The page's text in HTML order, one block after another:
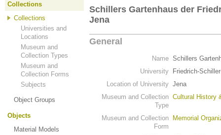
Collections
Collections
Universities and
Locations
Museum and
Collection Types
Museum and
Collection Forms
Subjects
Object Groups
Objects
Material Models
Schillers Gartenhaus der
Jena
General
Name Schillers
University
Friedrich-
Location of University Jena
Museum and Collection
Type
Cultural History
Museum and Collection
Form
Memorial